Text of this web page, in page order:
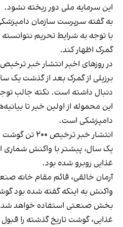
این سرمایه ملی دور ریخته نشود.
به گفته سرپرست سازمان
با توجه به شرایط تحریم نتوانسته
گمرک اظهار کند.
برزیلی از گمرک بعد از گذشت یک
این محموله از اولین خبر تا
دامپزشکی است.
انتشار خبر
یک سال، پیشتر با واکنش‌ شماری
غذایی روبرو شده بود.
آرمان خالقی، قائم مقام خانه
واکنش به اینکه گفته شده بود
بخش صنعتی استفاده خواهد شد،
غذایی، گوشت تاریخ گذشته را